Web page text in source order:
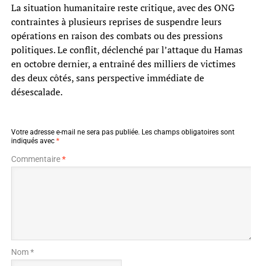
La situation humanitaire reste critique, avec des ONG
contraintes à plusieurs reprises de suspendre leurs
opérations en raison des combats ou des pressions
politiques. Le conflit, déclenché par l’attaque du Hamas
en octobre dernier, a entraîné des milliers de victimes
des deux côtés, sans perspective immédiate de
désescalade.
Votre adresse e-mail ne sera pas publiée. Les champs obligatoires sont
indiqués avec *
Commentaire*
Nom *